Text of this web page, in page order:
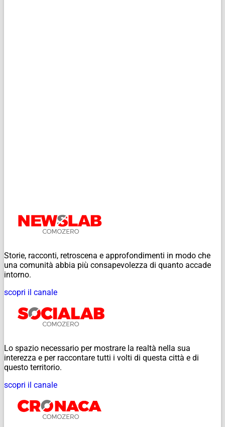
Storie, racconti, retroscena e approfondimenti in modo che
una comunità abbia più consapevolezza di quanto accade
intorno.
scopri il canale
Lo spazio necessario per mostrare la realtà nella sua
interezza e per raccontare tutti i volti di questa città e di
questo territorio.
scopri il canale